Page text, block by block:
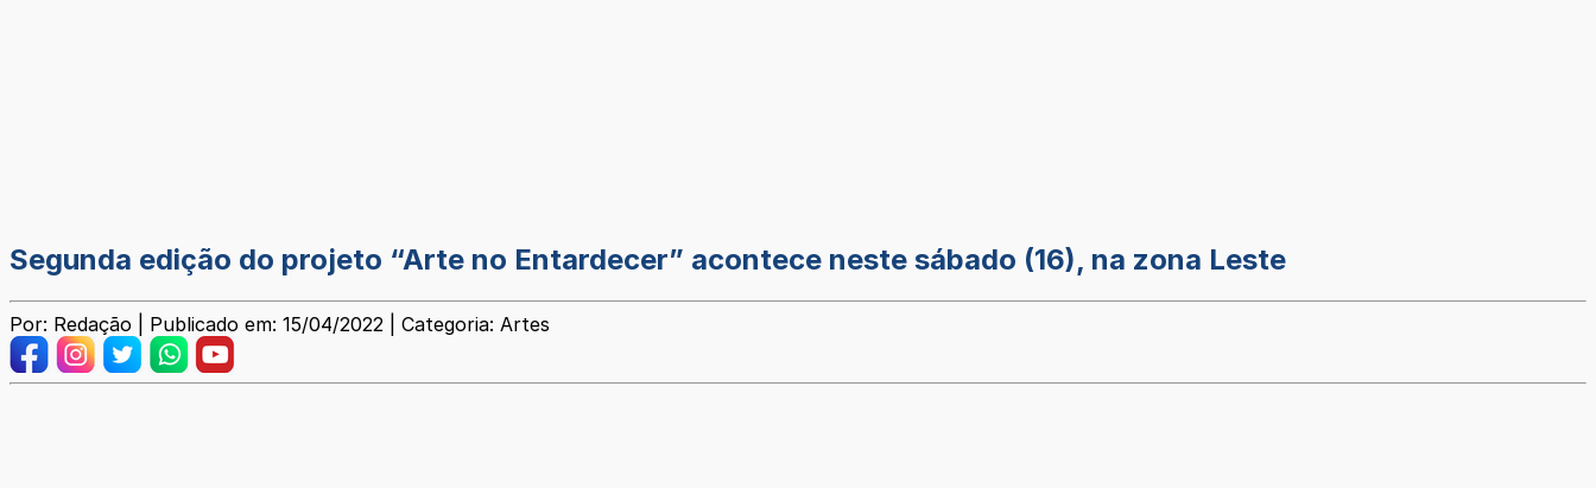
Segunda edição do projeto “Arte no Entardecer” acontece neste sábado (16), na zona Leste
Por: Redação | Publicado em: 15/04/2022 | Categoria: Artes